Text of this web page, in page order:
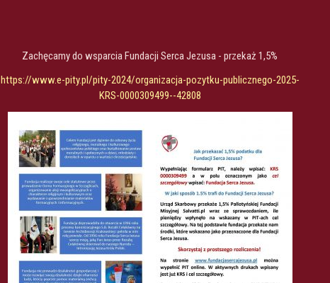
Zachęcamy do wsparcia Fundacji Serca Jezusa - przekaż 1,5%
https://www.e-pity.pl/pity-2024/organizacja-pozytku-publicznego-2025-
KRS-0000309499--42808